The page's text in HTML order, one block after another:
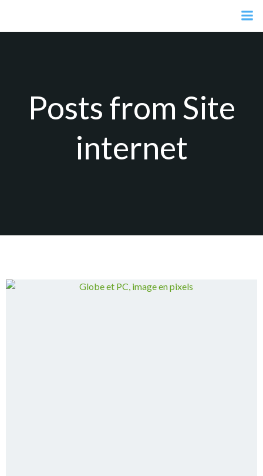
contenu
Posts from Site
internet